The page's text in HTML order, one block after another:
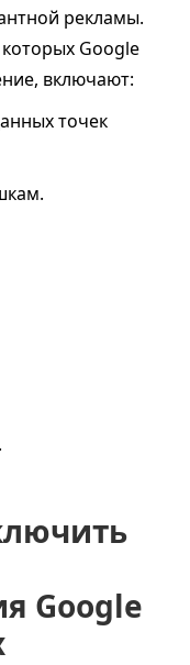
рекламы.
Google
включают:
точек
Google